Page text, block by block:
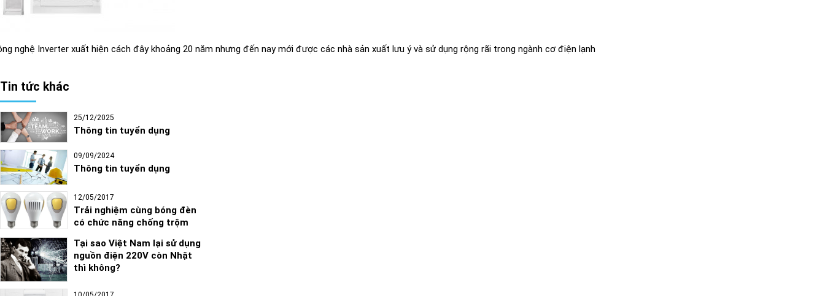
nghệ Inverter xuất hiện cách đây khoảng 20 năm nhưng đến nay mới được các nhà sản xuất lưu ý và sử dụng rộng rãi trong ngành cơ điện lạnh
Tin tức khác
25/12/2025
Thông tin tuyển dụng
09/09/2024
Thông tin tuyển dụng
12/05/2017
Trải nghiệm cùng bóng đèn
có chức năng chống trộm
Tại sao Việt Nam lại sử dụng
nguồn điện 220V còn Nhật
thì không?